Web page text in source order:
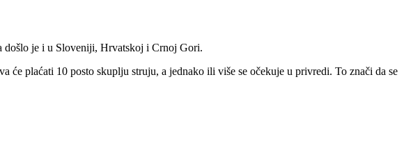
došlo je i u Sloveniji, Hrvatskoj i Crnoj Gori.
plaćati 10 posto skuplju struju, a jednako ili više se očekuje u privredi. To znači da se